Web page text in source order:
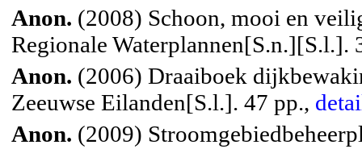
Anon. (2008) Schoon, mooi en
Regionale Waterplannen[S.n.][S.l.].
Anon. (2006) Draaiboek
Zeeuwse Eilanden[S.l.]. 47 pp.,
Anon. (2009)